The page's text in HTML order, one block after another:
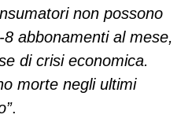
non possono
abbonamenti al mese,
di crisi economica.
morte negli ultimi
.